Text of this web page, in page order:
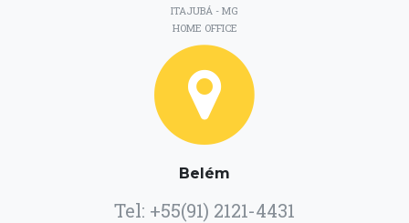
ITAJUBÁ - MG
HOME OFFICE
Belém
Tel: +55(91) 2121-4431